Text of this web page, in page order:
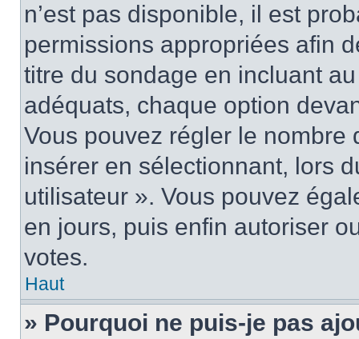
n’est pas disponible, il est
permissions appropriées afin
titre du sondage en incluant
adéquats, chaque option
Vous pouvez régler le nombre
insérer en sélectionnant, lors
utilisateur ». Vous pouvez
en jours, puis enfin autoriser
votes.
Haut
» Pourquoi ne puis-je pas